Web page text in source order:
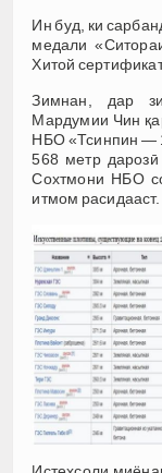
Ин буд, ки
медали
Хитой
Зимнан, дар
Мардумии Чин
НБО «Тсинпин —
568 метр
Сохтмони НБО
итмом расидааст.